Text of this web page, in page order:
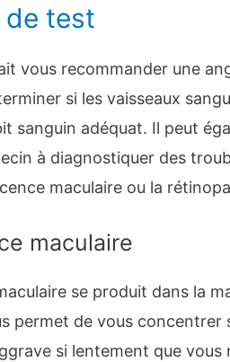
de test
vous recommander une
si les vaisseaux
sanguin adéquat. Il peut
à diagnostiquer des
maculaire ou la
maculaire
se produit dans la
permet de vous concentrer
si lentement que vous